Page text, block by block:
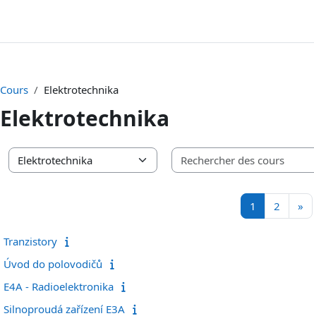
Cours Elektrotechnika
Elektrotechnika
Catégories de cours
1 Page 1
2 Page 2
»
Tranzistory
Úvod do polovodičů
E4A - Radioelektronika
Silnoproudá zařízení E3A